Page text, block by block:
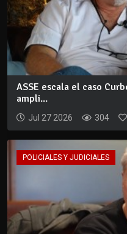
ASSE escala el caso
ampli...
Jul 27 2026 304
POLICIALES Y JUDICIALES